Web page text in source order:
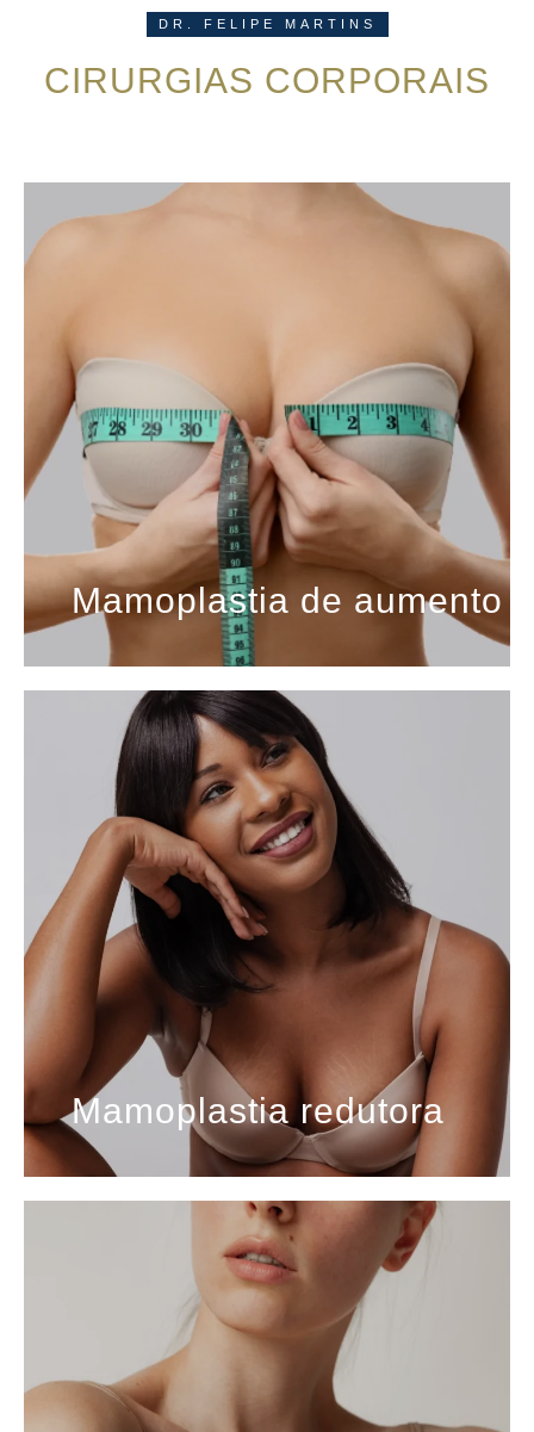
DR. FELIPE MARTINS
CIRURGIAS CORPORAIS
Mamoplastia de aumento
Mamoplastia redutora